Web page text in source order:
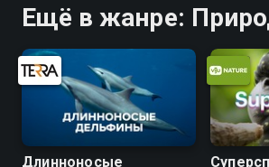
Ещё в жанре:
Длинноносые